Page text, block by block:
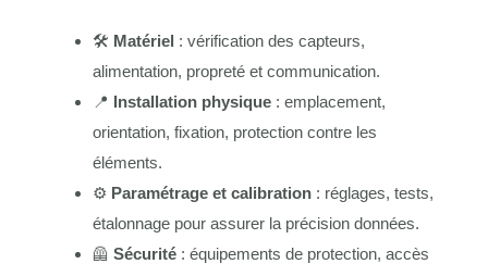
🛠️ Matériel : vérification des capteurs,
alimentation, propreté et communication.
📍 Installation physique : emplacement,
orientation, fixation, protection contre les
éléments.
⚙️ Paramétrage et calibration : réglages, tests,
étalonnage pour assurer la précision données.
🦺 Sécurité : équipements de protection, accès